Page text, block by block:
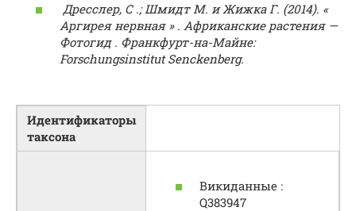
Дресслер, С .; Шмидт М. и Жижка Г. (2014). «
Аргирея нервная » . Африканские растения —
Фотогид . Франкфурт-на-Майне:
Forschungsinstitut Senckenberg.
Идентификаторы
таксона
Викиданные :
Q383947